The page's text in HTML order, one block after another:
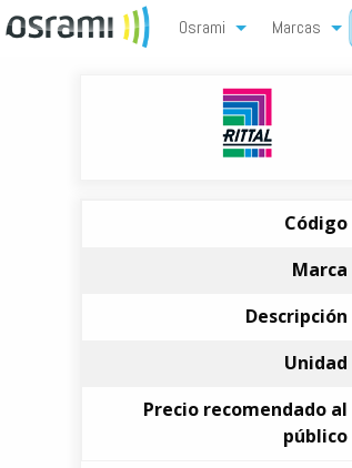
Osrami Marcas
Código
Marca
Descripción
Unidad
Precio recomendado al
público